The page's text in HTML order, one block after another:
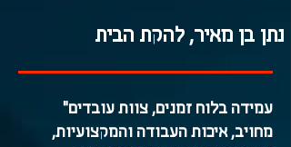
נתן בן מאיר, להקת הבית
"עמידה בלוח זמנים, צוות עובדים
מחויב, איכות העבודה והמקצועיות,